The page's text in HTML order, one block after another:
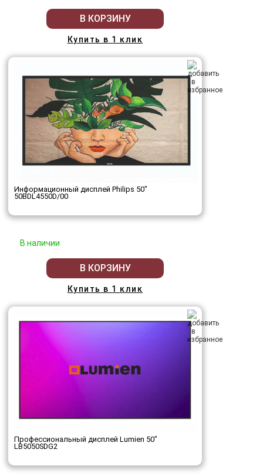
В КОРЗИНУ
Купить в 1 клик
Информационный дисплей Philips 50"
50BDL4550D/00
В наличии
В КОРЗИНУ
Купить в 1 клик
Профессиональный дисплей Lumien 50"
LB5050SDG2